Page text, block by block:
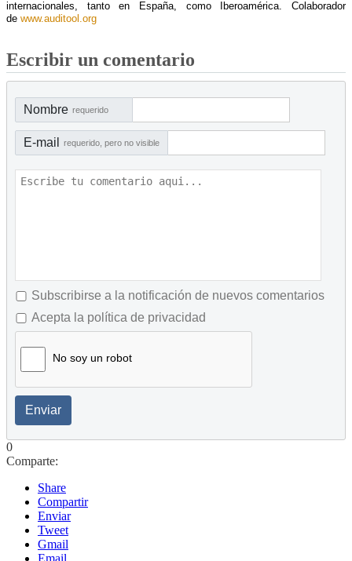
internacionales, tanto en España, como Iberoamérica. Colaborador
de www.auditool.org
Escribir un comentario
Nombre requerido
E-mail requerido, pero no visible
Subscribirse a la notificación de nuevos comentarios
Acepta la política de privacidad
No soy un robot
Enviar
0
Comparte:
Share
Compartir
Enviar
Tweet
Gmail